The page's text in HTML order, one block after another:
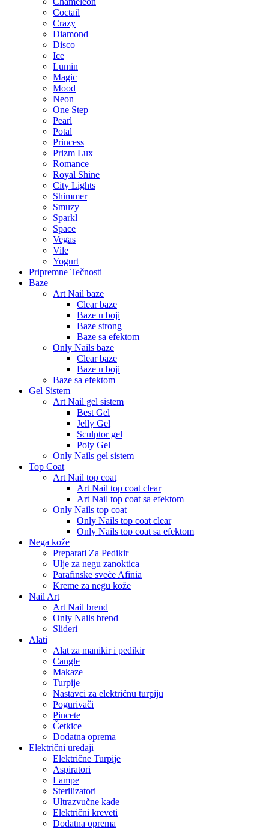
Coctail
Crazy
Diamond
Disco
Ice
Lumin
Magic
Mood
Neon
One Step
Pearl
Potal
Princess
Prizm Lux
Romance
Royal Shine
City Lights
Shimmer
Smuzy
Sparkl
Space
Vegas
Vile
Yogurt
Pripremne Tečnosti
Baze
Art Nail baze
Clear baze
Baze u boji
Baze strong
Baze sa efektom
Only Nails baze
Clear baze
Baze u boji
Baze sa efektom
Gel Sistem
Art Nail gel sistem
Best Gel
Jelly Gel
Sculptor gel
Poly Gel
Only Nails gel sistem
Top Coat
Art Nail top coat
Art Nail top coat clear
Art Nail top coat sa efektom
Only Nails top coat
Only Nails top coat clear
Only Nails top coat sa efektom
Nega kože
Preparati Za Pedikir
Ulje za negu zanoktica
Parafinske sveće Afinia
Kreme za negu kože
Nail Art
Art Nail brend
Only Nails brend
Slideri
Alati
Alat za manikir i pedikir
Cangle
Makaze
Turpije
Nastavci za električnu turpiju
Pogurivači
Pincete
Četkice
Dodatna oprema
Električni uređaji
Električne Turpije
Aspiratori
Lampe
Sterilizatori
Ultrazvučne kade
Električni kreveti
Dodatna oprema